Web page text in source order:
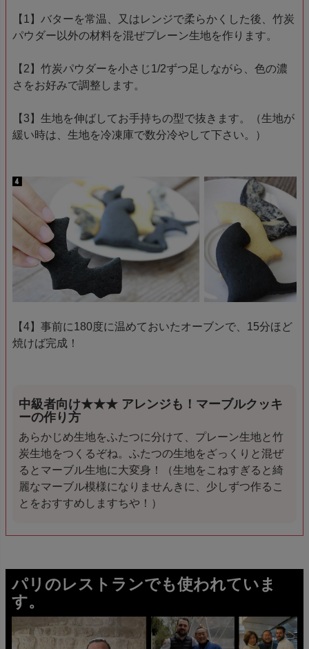
【1】バターを常温、又はレンジで柔らかくした後、竹炭
パウダー以外の材料を混ぜプレーン生地を作ります。
【2】竹炭パウダーを小さじ1/2ずつ足しながら、色の濃
さをお好みで調整します。
【3】生地を伸ばしてお手持ちの型で抜きます。（生地が
緩い時は、生地を冷凍庫で数分冷やして下さい。）
【4】事前に180度に温めておいたオーブンで、15分ほど
焼けば完成！
中級者向け★★★ アレンジも！マーブルクッキ
ーの作り方
あらかじめ生地をふたつに分けて、プレーン生地と竹
炭生地をつくるぞね。ふたつの生地をざっくりと混ぜ
るとマーブル生地に大変身！（生地をこねすぎると綺
麗なマーブル模様になりませんきに、少しずつ作るこ
とをおすすめしますちや！）
パリのレストランでも使われていま
す。